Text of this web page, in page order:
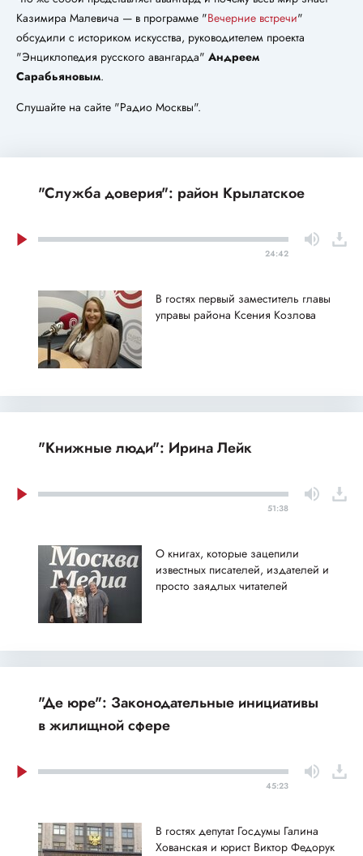
Казимира Малевича — в программе "Вечерние встречи"
обсудили с историком искусства, руководителем проекта
"Энциклопедия русского авангарда" Андреем
Сарабьяновым.
Слушайте на сайте "Радио Москвы".
"Служба доверия": район Крылатское
24:42
В гостях первый заместитель главы
управы района Ксения Козлова
"Книжные люди": Ирина Лейк
51:38
О книгах, которые зацепили
известных писателей, издателей и
просто заядлых читателей
"Де юре": Законодательные инициативы
в жилищной сфере
45:23
В гостях депутат Госдумы Галина
Хованская и юрист Виктор Федорук